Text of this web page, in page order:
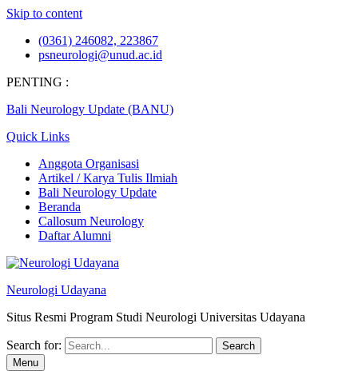
Skip to content
(0361) 246082, 223867
psneurologi@unud.ac.id
PENTING :
Bali Neurology Update (BANU)
Quick Links
Anggota Organisasi
Artikel / Karya Tulis Ilmiah
Bali Neurology Update
Beranda
Callosum Neurology
Daftar Alumni
Neurologi Udayana
Situs Resmi Program Studi Neurologi Universitas Udayana
Search for:
Menu